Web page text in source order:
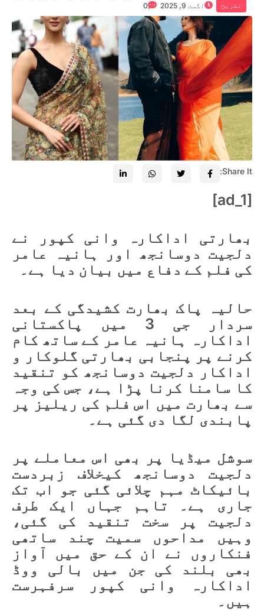
تفریح اگست 9, 2025 0
Share It:
[ad_1]
بھارتی اداکارہ وانی کپور نے
دلجیت دوسانجھ اور ہانیہ عامر
کی فلم کے دفاع میں بیان دیا ہے۔
حالیہ پاک بھارت کشیدگی کے بعد
سردار جی 3 میں پاکستانی
اداکارہ ہانیہ عامر کے ساتھ کام
کرنے پر پنجابی بھارتی گلوکار و
اداکار دلجیت دوسانجھ کو تنقید
کا سامنا کرنا پڑا ہے، جس کی وجہ
سے بھارت میں اس فلم کی ریلیز پر
پابندی لگا دی گئی ہے۔
سوشل میڈیا پر بھی اس معاملے پر
دلجیت دوسانجھ کیخلاف زبردست
بائیکاٹ مہم چلائی گئی جو اب تک
جاری ہے۔ تاہم جہاں ایک طرف
دلجیت پر سخت تنقید کی گئی،
وہیں مداحوں سمیت چند ساتھی
فنکاروں نے ان کے حق میں آواز
بھی بلند کی جن میں بالی ووڈ
اداکارہ وانی کپور سرفہرست
ہیں۔